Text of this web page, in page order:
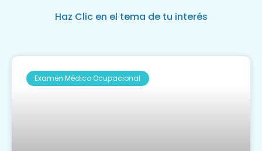
Haz Clic en el tema de tu interés
Examen Médico Ocupacional